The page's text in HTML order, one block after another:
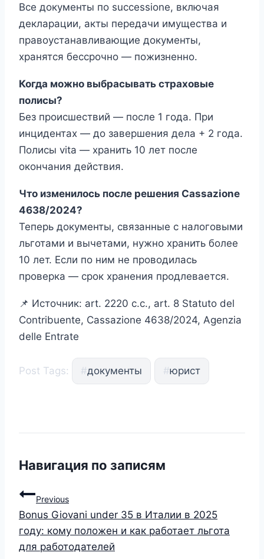
Все документы по successione, включая
декларации, акты передачи имущества и
правоустанавливающие документы,
хранятся бессрочно — пожизненно.
Когда можно выбрасывать страховые
полисы?
Без происшествий — после 1 года. При
инцидентах — до завершения дела + 2 года.
Полисы vita — хранить 10 лет после
окончания действия.
Что изменилось после решения Cassazione
4638/2024?
Теперь документы, связанные с налоговыми
льготами и вычетами, нужно хранить более
10 лет. Если по ним не проводилась
проверка — срок хранения продлевается.
📌 Источник: art. 2220 c.c., art. 8 Statuto del
Contribuente, Cassazione 4638/2024, Agenzia
delle Entrate
Post Tags: #документы #юрист
Навигация по записям
Previous
Bonus Giovani under 35 в Италии в 2025
году: кому положен и как работает льгота
для работодателей